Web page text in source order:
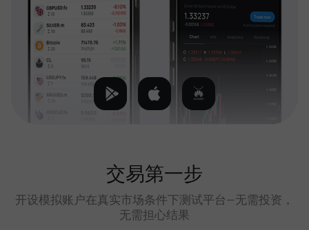
交易第一步
开设模拟账户在真实市场条件下测试平台—无需投资，
无需担心结果